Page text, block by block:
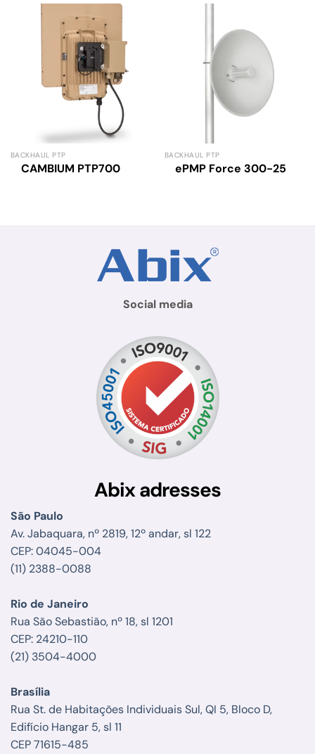
BACKHAUL PTP
CAMBIUM PTP700
BACKHAUL PTP
ePMP Force 300-25
Social media
Abix adresses
São Paulo
Av. Jabaquara, nº 2819, 12º andar, sl 122
CEP: 04045-004
(11) 2388-0088
Rio de Janeiro
Rua São Sebastião, nº 18, sl 1201
CEP: 24210-110
(21) 3504-4000
Brasília
Rua St. de Habitações Individuais Sul, QI 5, Bloco D,
Edifício Hangar 5, sl 11
CEP 71615-485